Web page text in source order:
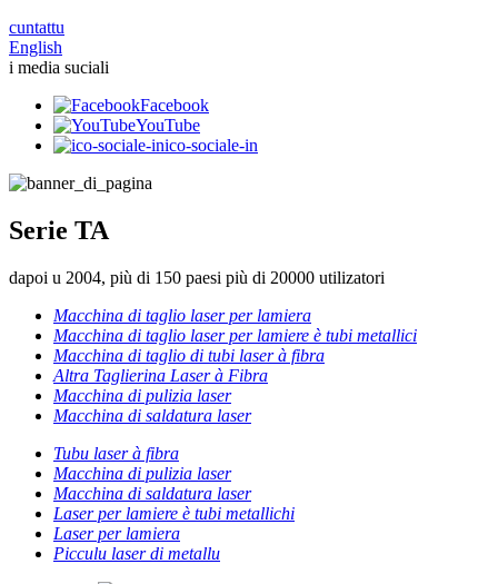
cuntattu
English
i media suciali
Facebook
YouTube
ico-sociale-in
Serie TA
dapoi u 2004, più di 150 paesi più di 20000 utilizatori
Macchina di taglio laser per lamiera
Macchina di taglio laser per lamiere è tubi metallici
Macchina di taglio di tubi laser à fibra
Altra Taglierina Laser à Fibra
Macchina di pulizia laser
Macchina di saldatura laser
Tubu laser à fibra
Macchina di pulizia laser
Macchina di saldatura laser
Laser per lamiere è tubi metallichi
Laser per lamiera
Picculu laser di metallu